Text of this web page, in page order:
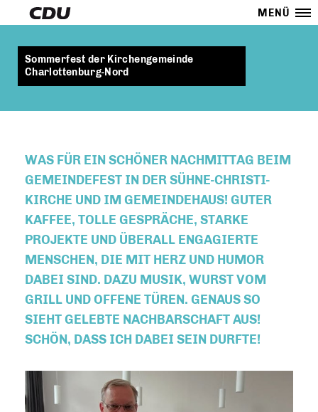
MENÜ
Sommerfest der Kirchengemeinde
Charlottenburg-Nord
WAS FÜR EIN SCHÖNER NACHMITTAG BEIM
GEMEINDEFEST IN DER SÜHNE-CHRISTI-
KIRCHE UND IM GEMEINDEHAUS! GUTER
KAFFEE, TOLLE GESPRÄCHE, STARKE
PROJEKTE UND ÜBERALL ENGAGIERTE
MENSCHEN, DIE MIT HERZ UND HUMOR
DABEI SIND. DAZU MUSIK, WURST VOM
GRILL UND OFFENE TÜREN. GENAUS SO
SIEHT GELEBTE NACHBARSCHAFT AUS!
SCHÖN, DASS ICH DABEI SEIN DURFTE!